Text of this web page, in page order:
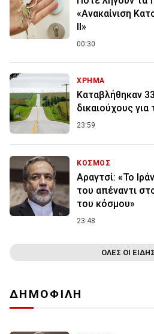
«Ανακαίνιση
ΙΙ»
00:30
ΧΡΗΜΑ
Καταβλήθηκαν
δικαιούχους
23:59
ΚΟΣΜΟΣ
Αραγτσί: «Το
του απέναντι
του κόσμου»
23:48
ΟΛΕΣ ΟΙ
ΔΗΜΟΦΙΛΗ